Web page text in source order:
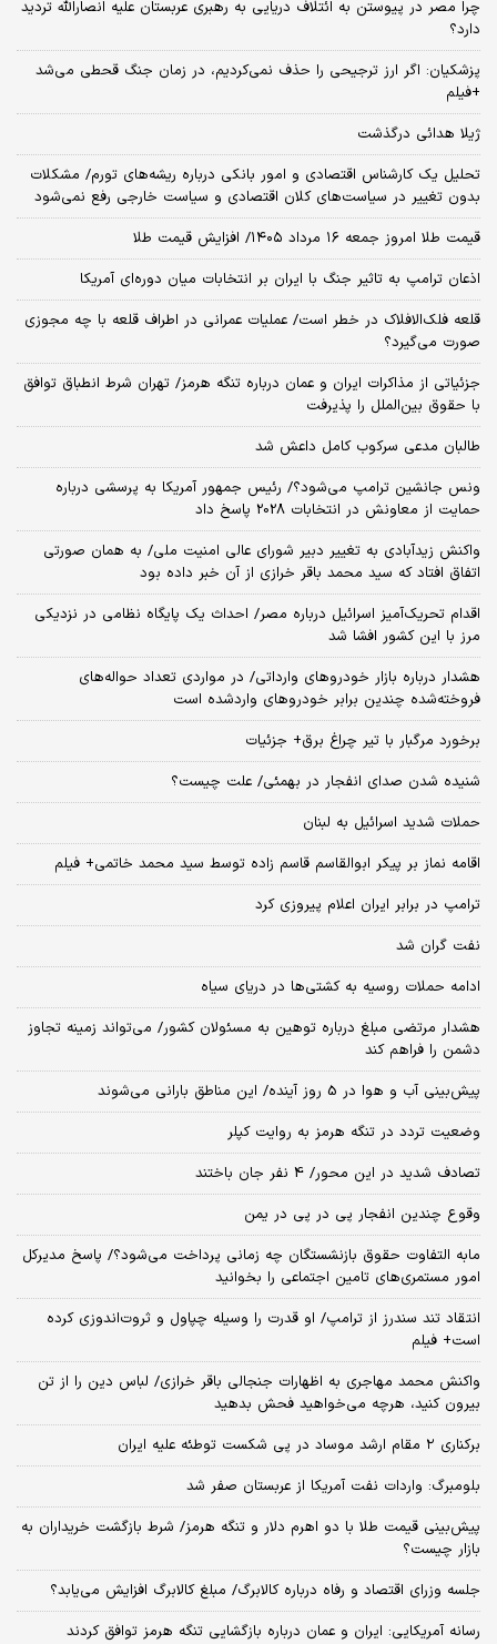
چرا مصر در پیوستن به ائتلاف دریایی به رهبری عربستان علیه انصارالله تردید
دارد؟
پزشکیان: اگر ارز ترجیحی را حذف نمی‌کردیم، در زمان جنگ قحطی می‌شد
+فیلم
ژیلا هدائی درگذشت
تحلیل یک کارشناس اقتصادی و امور بانکی درباره ریشه‌های تورم/ مشکلات
بدون تغییر در سیاست‌های کلان اقتصادی و سیاست خارجی رفع نمی‌شود
قیمت طلا امروز جمعه ۱۶ مرداد ۱۴۰۵/ افزایش قیمت طلا
اذعان ترامپ به تاثیر جنگ با ایران بر انتخابات میان دوره‌ای آمریکا
قلعه فلک‌الافلاک در خطر است/ عملیات عمرانی در اطراف قلعه با چه مجوزی
صورت می‌گیرد؟
جزئیاتی از مذاکرات ایران و عمان درباره تنگه هرمز/ تهران شرط انطباق توافق
با حقوق بین‌الملل را پذیرفت
طالبان مدعی سرکوب کامل داعش شد
ونس جانشین ترامپ می‌شود؟/ رئیس جمهور آمریکا به پرسشی درباره
حمایت از معاونش در انتخابات 2028 پاسخ داد
واکنش زیدآبادی به تغییر دبیر شورای عالی امنیت ملی/ به همان صورتی
اتفاق افتاد که سید محمد باقر خرازی از آن خبر داده بود
اقدام تحریک‌آمیز اسرائیل درباره مصر/ احداث یک پایگاه نظامی در نزدیکی
مرز با این کشور افشا شد
هشدار درباره بازار خودروهای وارداتی/ در مواردی تعداد حواله‌های
فروخته‌شده چندین برابر خودروهای واردشده است
برخورد مرگبار با تیر چراغ برق+ جزئیات
شنیده شدن صدای انفجار در بهمئی/ علت چیست؟
حملات شدید اسرائیل به لبنان
اقامه نماز بر پیکر ابوالقاسم قاسم زاده توسط سید محمد خاتمی+ فیلم
ترامپ در برابر ایران اعلام پیروزی کرد
نفت گران شد
ادامه حملات روسیه به کشتی‌ها در دریای سیاه
هشدار مرتضی مبلغ درباره توهین به مسئولان کشور/ می‌تواند زمینه تجاوز
دشمن را فراهم کند
پیش‌بینی آب و هوا در 5 روز آینده/ این مناطق بارانی می‌شوند
وضعیت تردد در تنگه هرمز به روایت کپلر
تصادف شدید در این محور/ 4 نفر جان باختند
وقوع چندین انفجار پی در پی در یمن
مابه التفاوت حقوق بازنشستگان چه زمانی پرداخت می‌شود؟/ پاسخ مدیرکل
امور مستمری‌های تامین اجتماعی را بخوانید
انتقاد تند سندرز از ترامپ/ او قدرت را وسیله چپاول و ثروت‌اندوزی کرده
است+ فیلم
واکنش محمد مهاجری به اظهارات جنجالی باقر خرازی/ لباس دین را از تن
بیرون کنید، هرچه می‌خواهید فحش بدهید
برکناری ۲ مقام‌ ارشد موساد در پی شکست توطئه علیه ایران
بلومبرگ: واردات نفت آمریکا از عربستان صفر شد
پیش‌بینی قیمت طلا با دو اهرم دلار و تنگه هرمز/ شرط بازگشت خریداران به
بازار چیست؟
جلسه وزرای اقتصاد و رفاه درباره کالابرگ/ مبلغ کالابرگ افزایش می‌یابد؟
رسانه آمریکایی: ایران و عمان درباره بازگشایی تنگه هرمز توافق کردند